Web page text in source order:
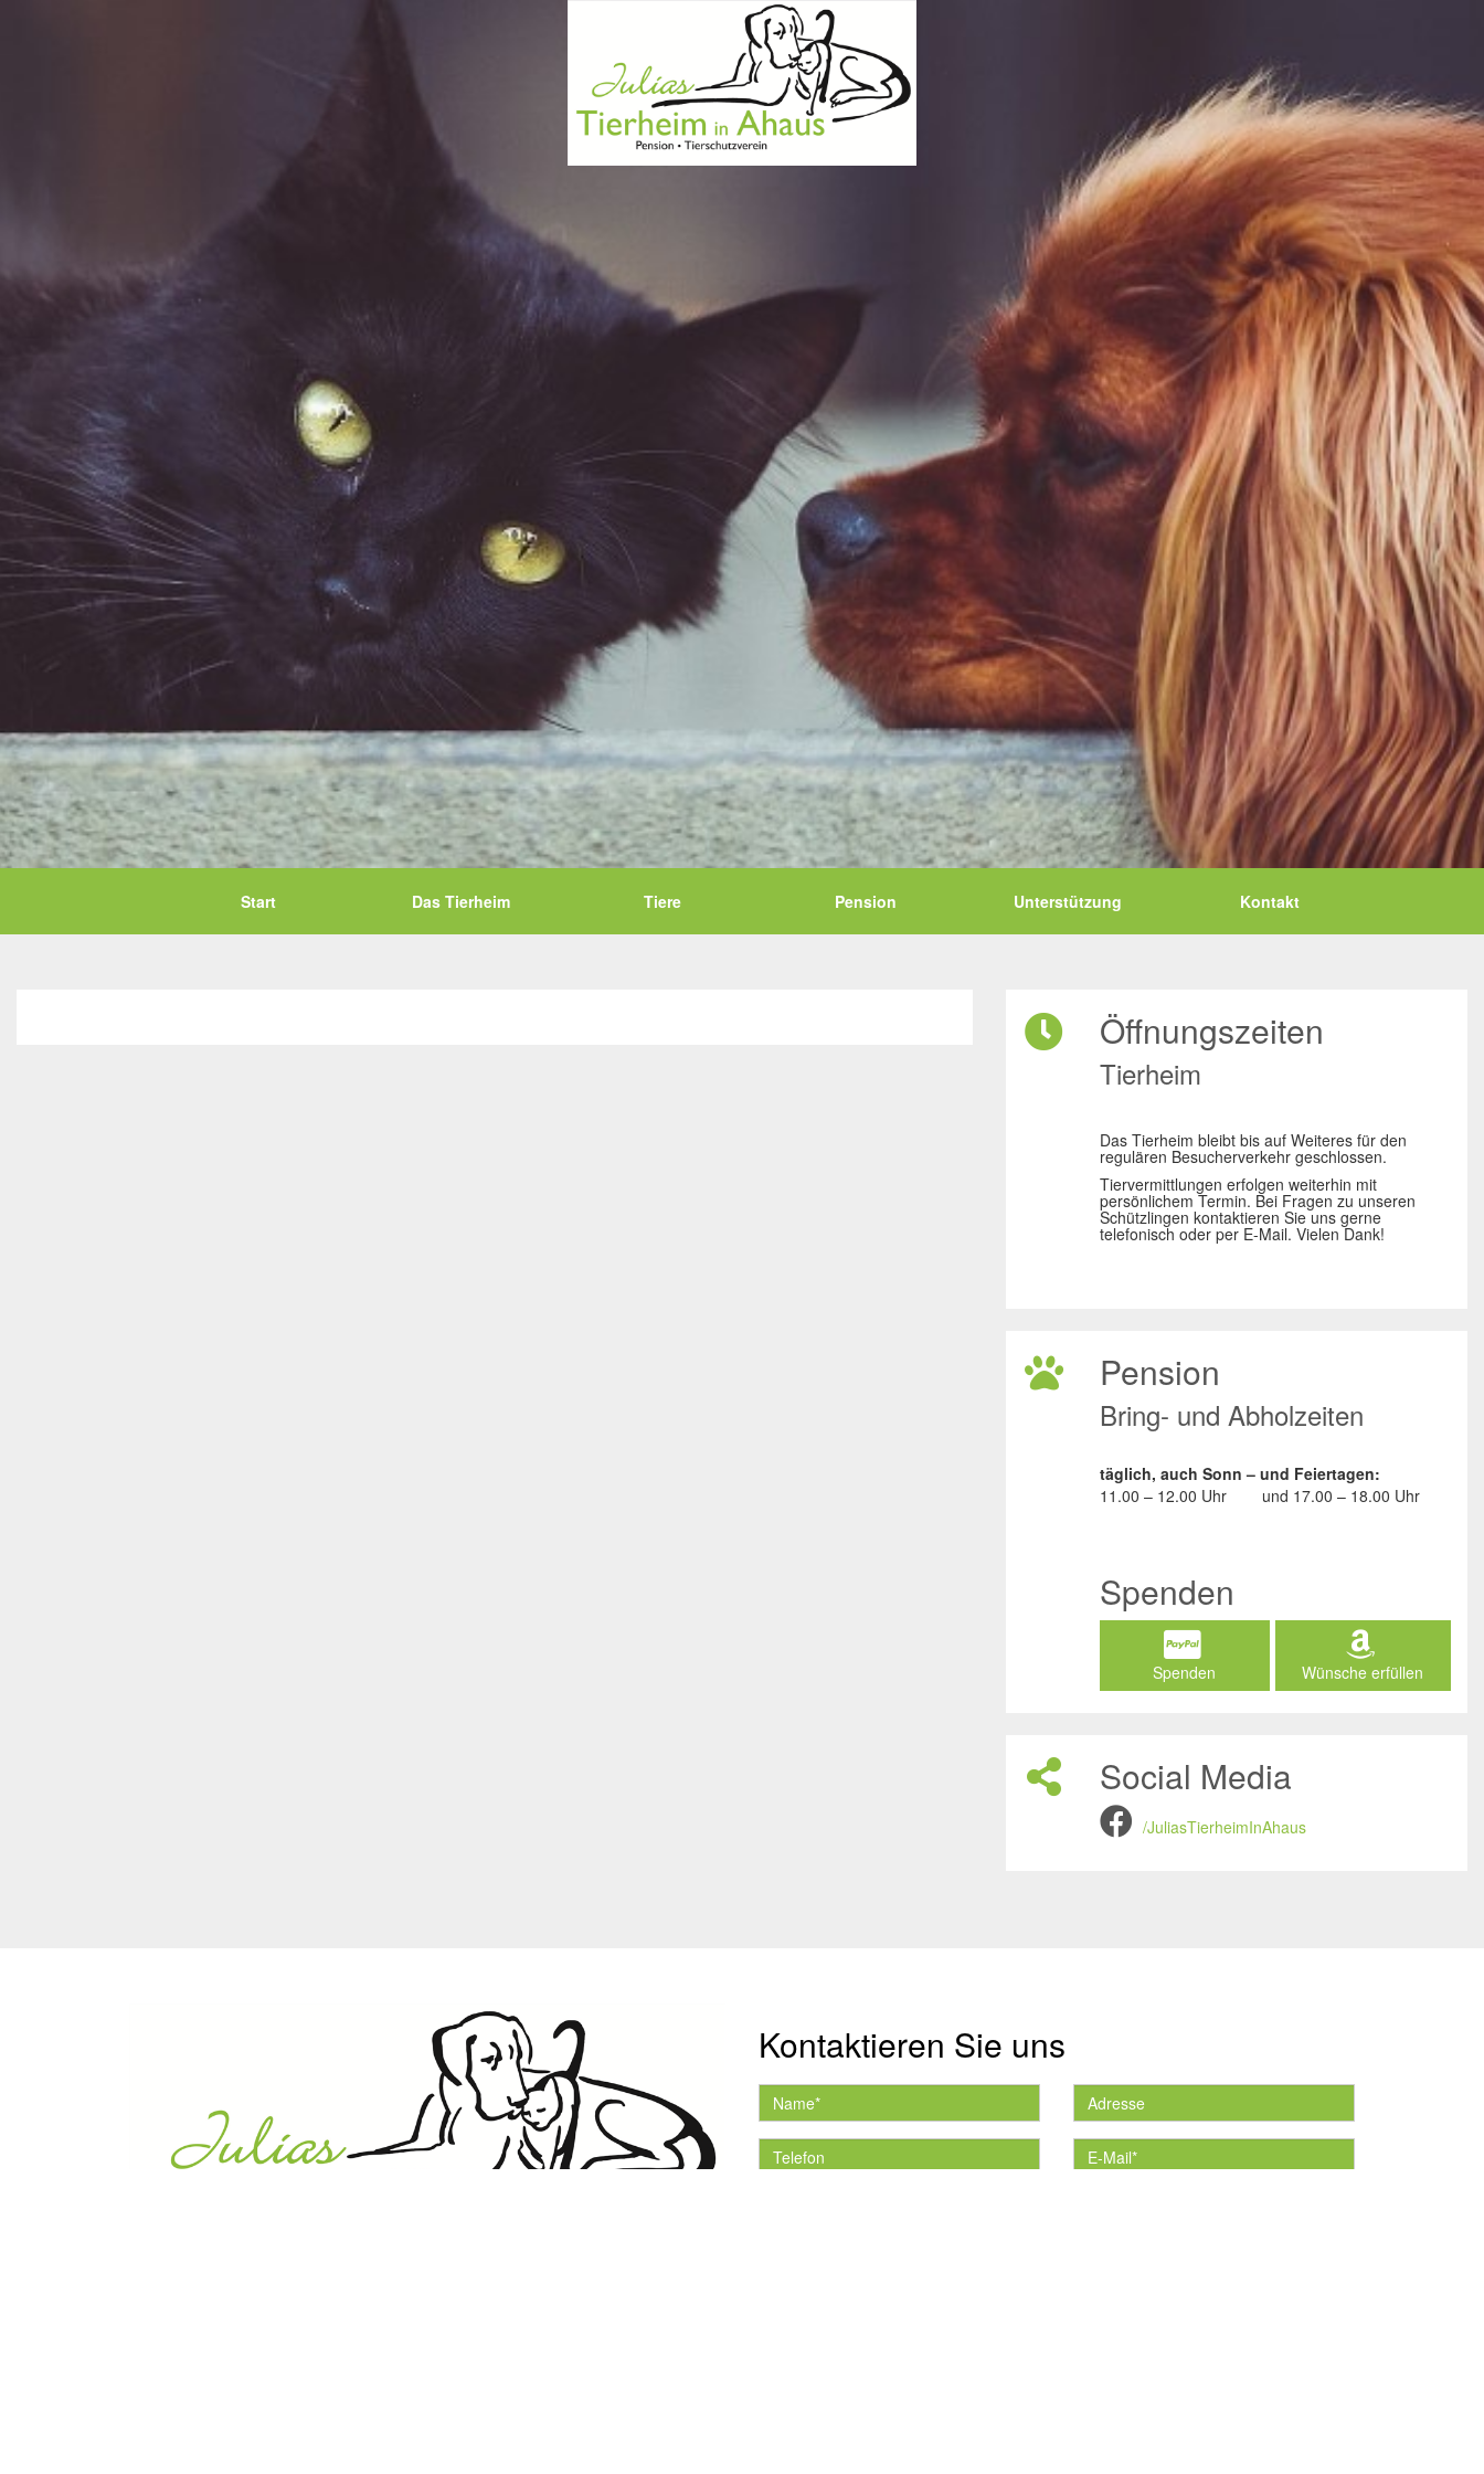
Start Das Tierheim Tiere Pension Unterstützung Kontakt
Öffnungszeiten
Tierheim
Das Tierheim bleibt bis auf Weiteres für den
regulären Besucherverkehr geschlossen.
Tiervermittlungen erfolgen weiterhin mit
persönlichem Termin. Bei Fragen zu unseren
Schützlingen kontaktieren Sie uns gerne
telefonisch oder per E-Mail. Vielen Dank!
Pension
Bring- und Abholzeiten
täglich, auch Sonn – und Feiertagen:
11.00 – 12.00 Uhr
und 17.00 – 18.00 Uhr
Spenden
Spenden Wünsche erfüllen
Social Media
/JuliasTierheimInAhaus
Kontaktieren Sie uns